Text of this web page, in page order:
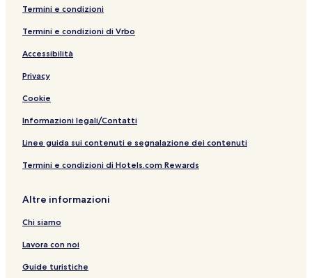
Termini e condizioni
Termini e condizioni di Vrbo
Accessibilità
Privacy
Cookie
Informazioni legali/Contatti
Linee guida sui contenuti e segnalazione dei contenuti
Termini e condizioni di Hotels.com Rewards
Altre informazioni
Chi siamo
Lavora con noi
Guide turistiche